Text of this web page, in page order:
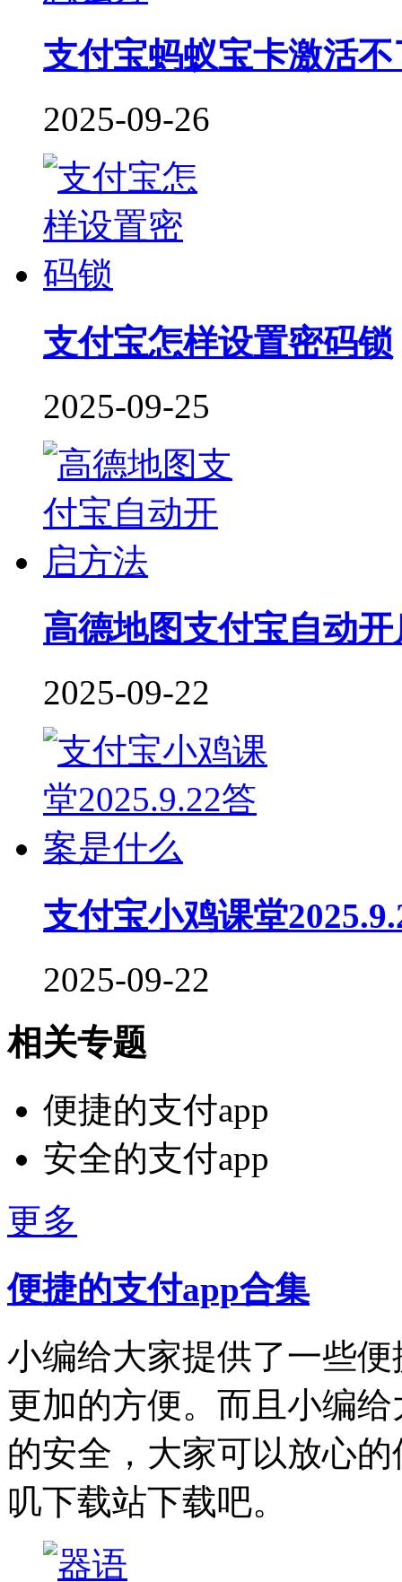
支付宝蚂蚁宝卡激活
2025-09-26
支付宝怎样设置密码锁
2025-09-25
高德地图支付宝自动
2025-09-22
支付宝小鸡课堂
2025-09-22
相关专题
便捷的支付app
安全的支付app
更多
便捷的支付app合集
小编给大家提供了一些
更加的方便。而且小编
的安全，大家可以放心
叽下载站下载吧。